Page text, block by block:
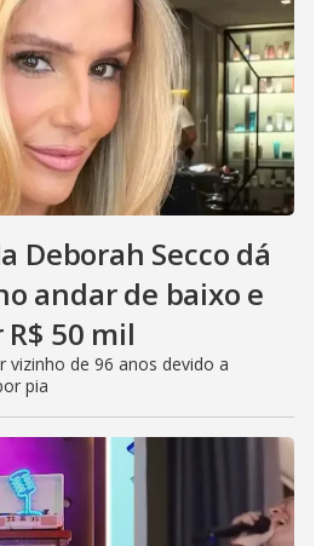
Deborah Secco dá
andar de baixo e
50 mil
vizinho de 96 anos devido a
pia